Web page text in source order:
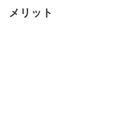
メリット